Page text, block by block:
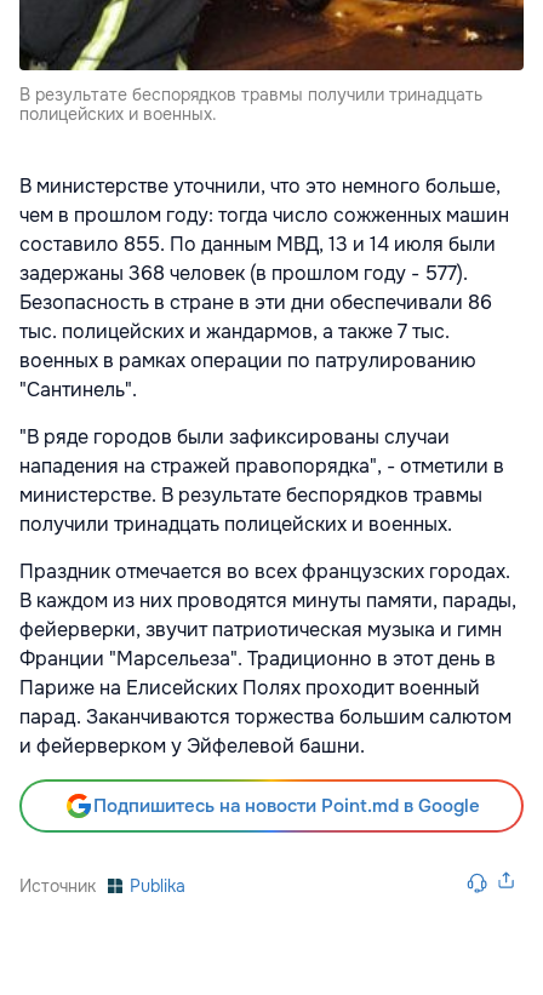
В результате беспорядков травмы получили тринадцать
полицейских и военных.
В министерстве уточнили, что это немного больше,
чем в прошлом году: тогда число сожженных машин
составило 855. По данным МВД, 13 и 14 июля были
задержаны 368 человек (в прошлом году - 577).
Безопасность в стране в эти дни обеспечивали 86
тыс. полицейских и жандармов, а также 7 тыс.
военных в рамках операции по патрулированию
"Сантинель".
"В ряде городов были зафиксированы случаи
нападения на стражей правопорядка", - отметили в
министерстве. В результате беспорядков травмы
получили тринадцать полицейских и военных.
Праздник отмечается во всех французских городах.
В каждом из них проводятся минуты памяти, парады,
фейерверки, звучит патриотическая музыка и гимн
Франции "Марсельеза". Традиционно в этот день в
Париже на Елисейских Полях проходит военный
парад. Заканчиваются торжества большим салютом
и фейерверком у Эйфелевой башни.
Подпишитесь на новости Point.md в Google
Источник Publika